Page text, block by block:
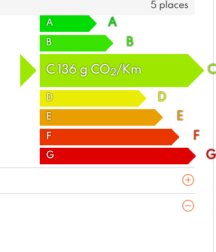
5 places
A A
B B
C136 gCO2/Km C
D D
E E
F F
G G